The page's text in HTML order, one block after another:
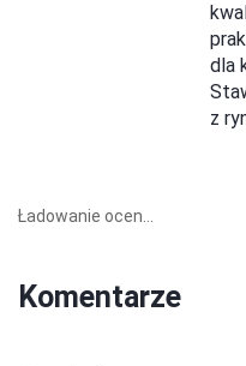
dla
z
Ładowanie ocen...
Komentarze